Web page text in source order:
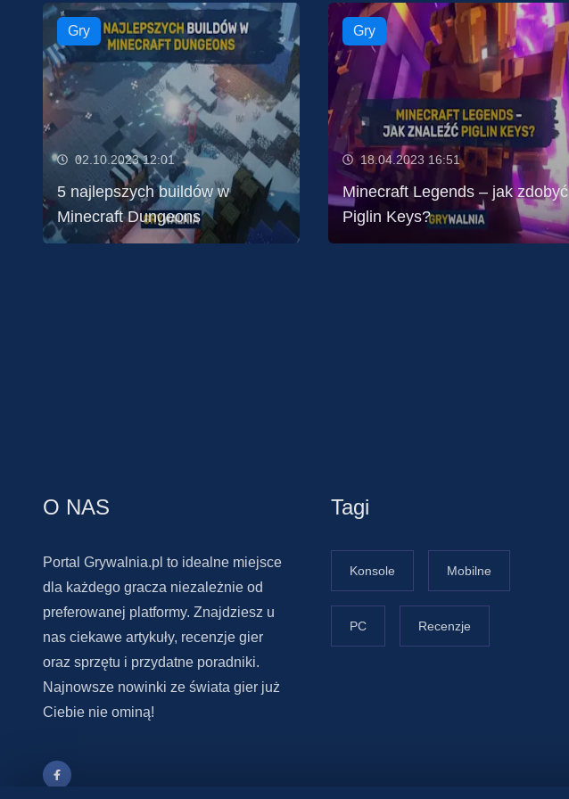
Gry
02.10.2023 12:01
5 najlepszych buildów w
Minecraft Dungeons
Gry
18.04.2023 16:51
Minecraft Legends – jak zdobyć
Piglin Keys?
O NAS
Portal Grywalnia.pl to idealne miejsce
dla każdego gracza niezależnie od
preferowanej platformy. Znajdziesz u
nas ciekawe artykuły, recenzje gier
oraz sprzętu i przydatne poradniki.
Najnowsze nowinki ze świata gier już
Ciebie nie ominą!
Tagi
Konsole Mobilne
PC Recenzje